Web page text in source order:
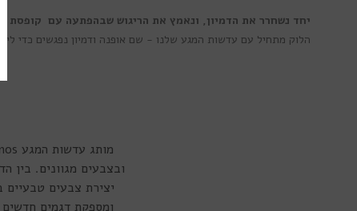
יחד נשחרר את הדמיון, ונאמץ את הריגוש שבהפתעה עם קופסת
הלוק מתחיל עם עדשות המגע שלנו - שם אופנה ודמיון נפגשים כדי
יצירת צבעים
ומספקת דגמים